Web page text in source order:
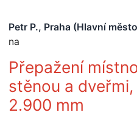
Registrace firmy
Petr P., Praha (Hlavní
na
Přepažení
stěnou a
2.900 mm